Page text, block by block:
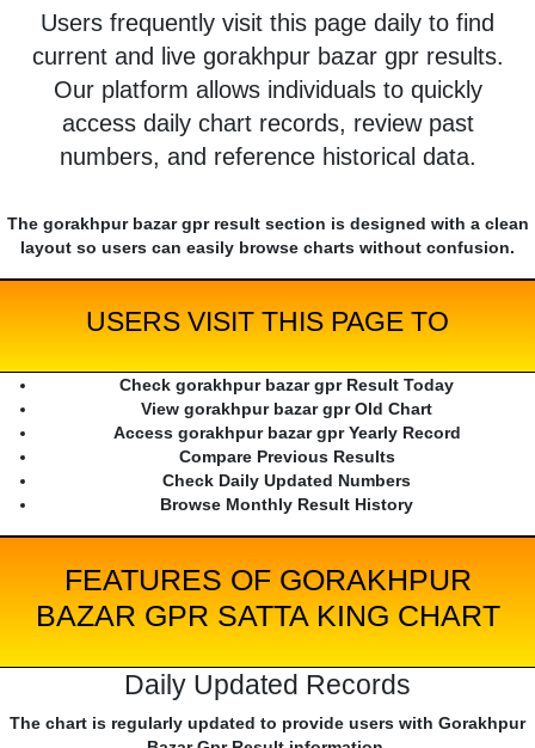
Users frequently visit this page daily to find
current and live gorakhpur bazar gpr results.
Our platform allows individuals to quickly
access daily chart records, review past
numbers, and reference historical data.
The gorakhpur bazar gpr result section is designed with a clean
layout so users can easily browse charts without confusion.
USERS VISIT THIS PAGE TO
Check gorakhpur bazar gpr Result Today
View gorakhpur bazar gpr Old Chart
Access gorakhpur bazar gpr Yearly Record
Compare Previous Results
Check Daily Updated Numbers
Browse Monthly Result History
FEATURES OF GORAKHPUR
BAZAR GPR SATTA KING CHART
Daily Updated Records
The chart is regularly updated to provide users with Gorakhpur